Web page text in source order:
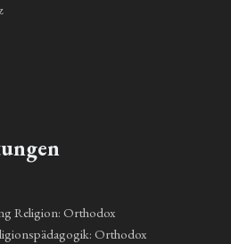
Religion: Orthodox
Orthodox